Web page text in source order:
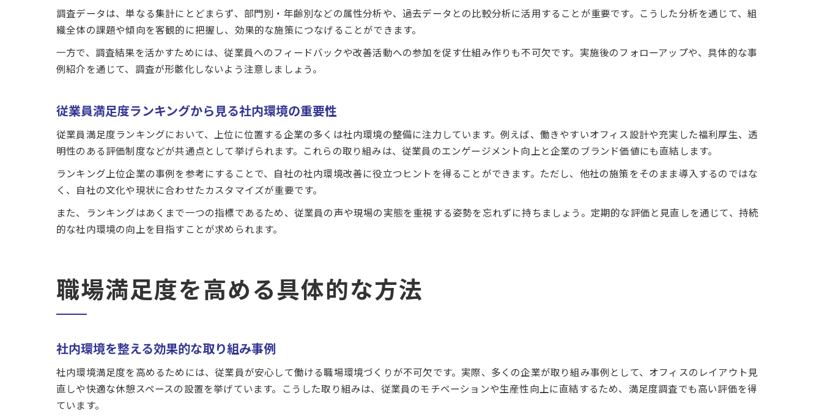
調査データは、単なる集計にとどまらず、部門別・年齢別などの属性分析や、過去データとの比較分析に活用することが重要です。こうした分析を通じて、組
織全体の課題や傾向を客観的に把握し、効果的な施策につなげることができます。
一方で、調査結果を活かすためには、従業員へのフィードバックや改善活動への参加を促す仕組み作りも不可欠です。実施後のフォローアップや、具体的な事
例紹介を通じて、調査が形骸化しないよう注意しましょう。
従業員満足度ランキングから見る社内環境の重要性
従業員満足度ランキングにおいて、上位に位置する企業の多くは社内環境の整備に注力しています。例えば、働きやすいオフィス設計や充実した福利厚生、透
明性のある評価制度などが共通点として挙げられます。これらの取り組みは、従業員のエンゲージメント向上と企業のブランド価値にも直結します。
ランキング上位企業の事例を参考にすることで、自社の社内環境改善に役立つヒントを得ることができます。ただし、他社の施策をそのまま導入するのではな
く、自社の文化や現状に合わせたカスタマイズが重要です。
また、ランキングはあくまで一つの指標であるため、従業員の声や現場の実態を重視する姿勢を忘れずに持ちましょう。定期的な評価と見直しを通じて、持続
的な社内環境の向上を目指すことが求められます。
職場満足度を高める具体的な方法
社内環境を整える効果的な取り組み事例
社内環境満足度を高めるためには、従業員が安心して働ける職場環境づくりが不可欠です。実際、多くの企業が取り組み事例として、オフィスのレイアウト見
直しや快適な休憩スペースの設置を挙げています。こうした取り組みは、従業員のモチベーションや生産性向上に直結するため、満足度調査でも高い評価を得
ています。
ご応募はこちら
ご応募はこちら